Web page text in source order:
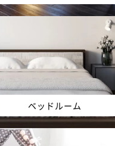
ベッドルーム